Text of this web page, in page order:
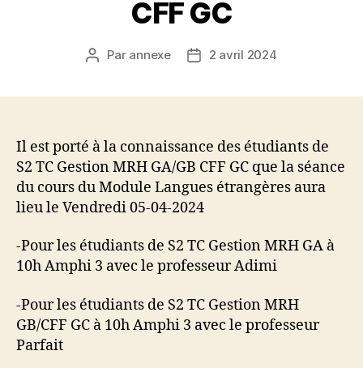
CFF GC
Auteur
Par annexe
Date2 avril 2024
Il est porté à la connaissance des étudiants de
S2 TC Gestion MRH GA/GB CFF GC que la séance
du cours du Module Langues étrangères aura
lieu le Vendredi 05-04-2024
-Pour les étudiants de S2 TC Gestion MRH GA à
10h Amphi 3 avec le professeur Adimi
-Pour les étudiants de S2 TC Gestion MRH
GB/CFF GC à 10h Amphi 3 avec le professeur
Parfait